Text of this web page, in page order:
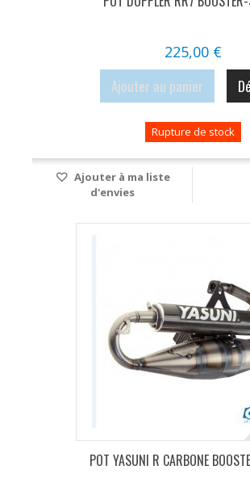
225,00 €
Ajouter au panier
Rupture de stock
Ajouter à ma liste
d'envies
POT YASUNI R CARBONE